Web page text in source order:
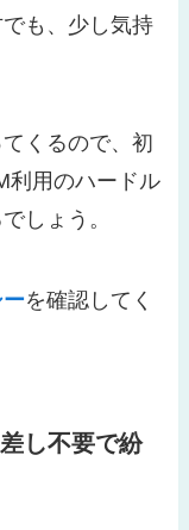
も、少し気持
くるので、初
利用のハードル
しょう。
を確認してく
し不要で紛